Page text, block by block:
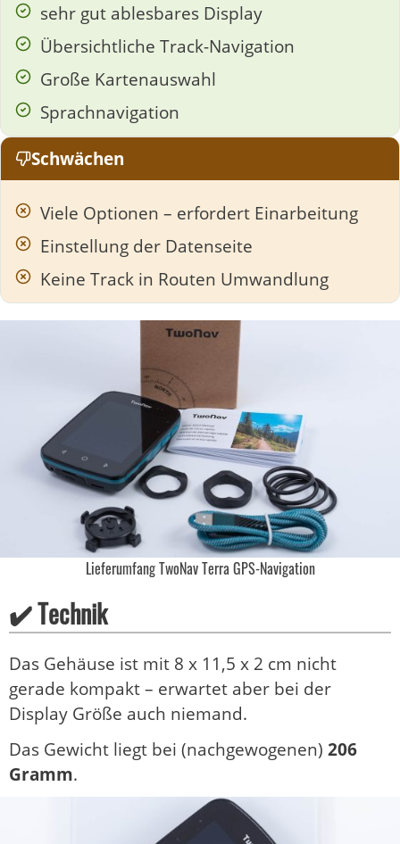
sehr gut ablesbares Display
Übersichtliche Track-Navigation
Große Kartenauswahl
Sprachnavigation
Schwächen
Viele Optionen – erfordert Einarbeitung
Einstellung der Datenseite
Keine Track in Routen Umwandlung
Lieferumfang TwoNav Terra GPS-Navigation
✔️ Technik
Das Gehäuse ist mit 8 x 11,5 x 2 cm nicht
gerade kompakt – erwartet aber bei der
Display Größe auch niemand.
Das Gewicht liegt bei (nachgewogenen) 206
Gramm.